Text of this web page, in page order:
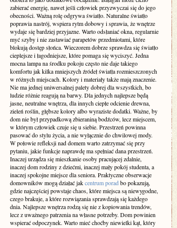
zabierać energię, nawet jeśli człowiek przyzwyczai się do jego
obecności. Ważną rolę odgrywa światło. Naturalne światło
poprawia nastrój, wspiera rytm dobowy i sprawia, że wnętrze
wydaje się bardziej przyjazne. Warto odsłaniać okna, regularnie
myć szyby i nie zastawiać parapetów przedmiotami, które
blokują dostęp słońca. Wieczorem dobrze sprawdza się światło
cieplejsze i łagodniejsze, które pomaga się wyciszyć. Jedna
mocna lampa na środku pokoju często nie daje takiego
komfortu jak kilka mniejszych źródeł światła rozmieszczonych
w różnych miejscach. Kolory i materiały także mają znaczenie.
Nie ma jednej uniwersalnej palety dobrej dla wszystkich, bo
ludzie różnie reagują na barwy. Dla jednych najlepsze będą
jasne, neutralne wnętrza, dla innych ciepłe odcienie drewna,
zieleń roślin, głębsze kolory albo wyraziste dodatki. Ważne, by
dom nie był przypadkową zbieraniną bodźców, lecz miejscem,
w którym człowiek czuje się u siebie. Przestrzeń powinna
pasować do stylu życia, a nie wyłącznie do chwilowej mody.
W połowie refleksji nad domem warto zatrzymać się przy
pytaniu, jakie funkcje naprawdę ma spełniać dana przestrzeń.
Inaczej urządza się mieszkanie osoby pracującej zdalnie,
inaczej dom rodziny z dziećmi, inaczej mały pokój studenta, a
inaczej spokojne miejsce dla seniora. Praktyczne obserwacje
domowników mogą działać jakcentrum poradbo pokazują,
gdzie najczęściej powstaje chaos, które miejsca są niewygodne,
czego brakuje, a które rozwiązania sprawdzają się każdego
dnia. Najlepsze wnętrza rodzą się nie z kopiowania trendów,
lecz z uważnego patrzenia na własne potrzeby. Dom powinien
wspierać odpoczynek. Warto mieć choćby niewielki kąt, który